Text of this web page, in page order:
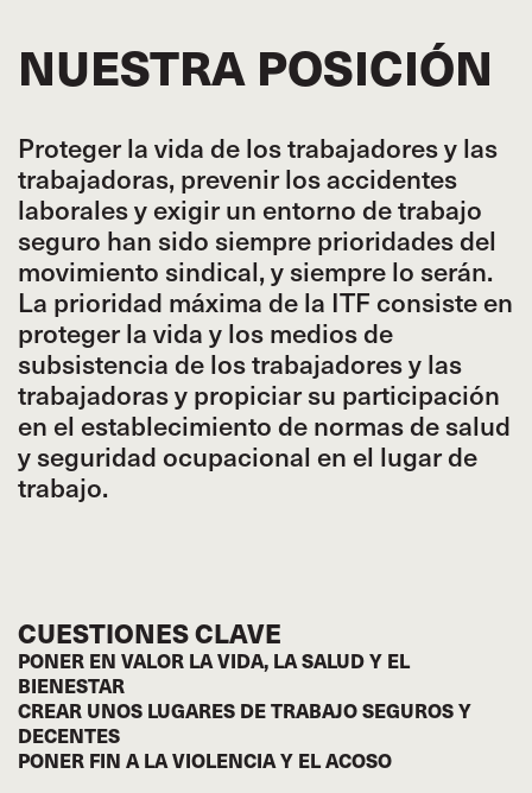
NUESTRA POSICIÓN
Proteger la vida de los trabajadores y las
trabajadoras, prevenir los accidentes
laborales y exigir un entorno de trabajo
seguro han sido siempre prioridades del
movimiento sindical, y siempre lo serán.
La prioridad máxima de la ITF consiste en
proteger la vida y los medios de
subsistencia de los trabajadores y las
trabajadoras y propiciar su participación
en el establecimiento de normas de salud
y seguridad ocupacional en el lugar de
trabajo.
CUESTIONES CLAVE
PONER EN VALOR LA VIDA, LA SALUD Y EL
BIENESTAR
CREAR UNOS LUGARES DE TRABAJO SEGUROS Y
DECENTES
PONER FIN A LA VIOLENCIA Y EL ACOSO